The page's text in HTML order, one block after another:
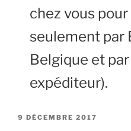
chez vous
seulement par
Belgique et
expéditeur).
PUBLIÉ
9 DÉCEMBRE 2017